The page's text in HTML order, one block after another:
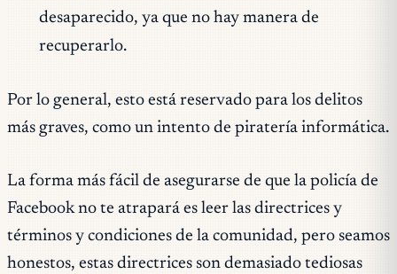
desaparecido, ya que no hay manera de
recuperarlo.
Por lo general, esto está reservado para los delitos
más graves, como un intento de piratería informática.
La forma más fácil de asegurarse de que la policía de
Facebook no te atrapará es leer las directrices y
términos y condiciones de la comunidad, pero seamos
honestos, estas directrices son demasiado tediosas